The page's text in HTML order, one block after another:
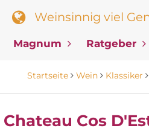
Weinsinnig viel
Magnum Ratgeber
Startseite Wein Klassiker
Chateau Cos